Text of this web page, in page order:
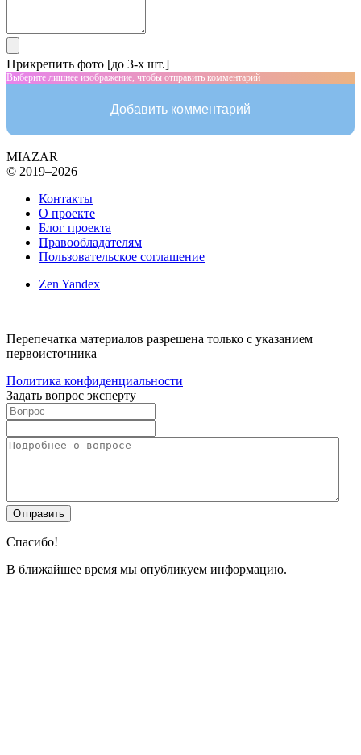
Прикрепить фото [до 3-х шт.]
Выберите лишнее изображение, чтобы отправить комментарий
Добавить комментарий
MIAZAR
© 2019–2026
Контакты
О проекте
Блог проекта
Правообладателям
Пользовательское соглашение
Zen Yandex
Перепечатка материалов разрешена только с указанием
первоисточника
Политика конфиденциальности
Задать вопрос эксперту
Спасибо!
В ближайшее время мы опубликуем информацию.